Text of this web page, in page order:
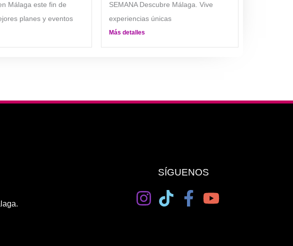
Málaga este fin de
planes y eventos
SEMANA Descubre Málaga. Vive
experiencias únicas
Más detalles
SÍGUENOS